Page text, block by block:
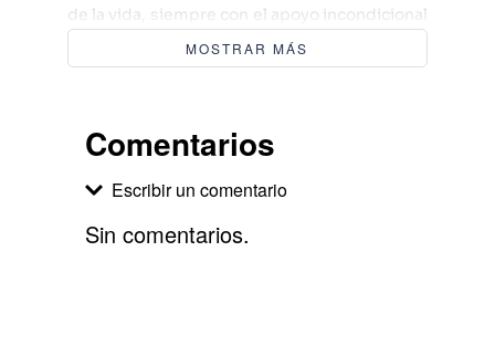
de la vida, siempre con el apoyo incondicional
de su madre, Godofreda. A pesar de las
dificultades, de joven fue gestor cultural y
autobiografía del abogado y político Daniel
y Lima.
MOSTRAR MÁS
Comentarios
Escribir un comentario
Sin comentarios.